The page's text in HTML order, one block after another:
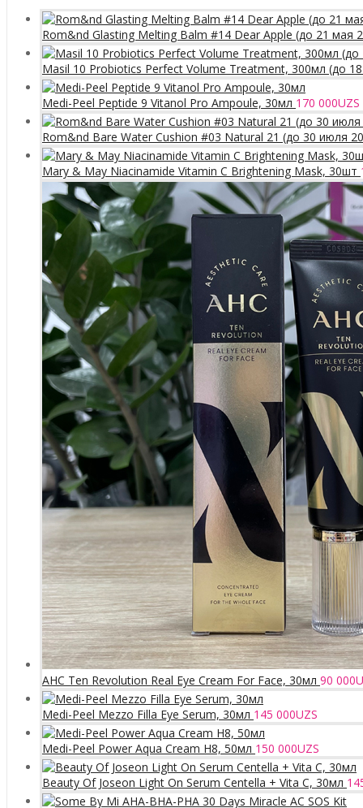
Rom&nd Glasting Melting Balm #14 Dear Apple (до 21 мая
Masil 10 Probiotics Perfect Volume Treatment, 300мл (до
Medi-Peel Peptide 9 Vitanol Pro Ampoule, 30мл 170 000UZS
Rom&nd Bare Water Cushion #03 Natural 21 (до 30 июля
Mary & May Niacinamide Vitamin C Brightening Mask, 30шт
AHC Ten Revolution Real Eye Cream For Face, 30мл 90 000
Medi-Peel Mezzo Filla Eye Serum, 30мл 145 000UZS
Medi-Peel Power Aqua Cream H8, 50мл 150 000UZS
Beauty Of Joseon Light On Serum Centella + Vita C, 30мл